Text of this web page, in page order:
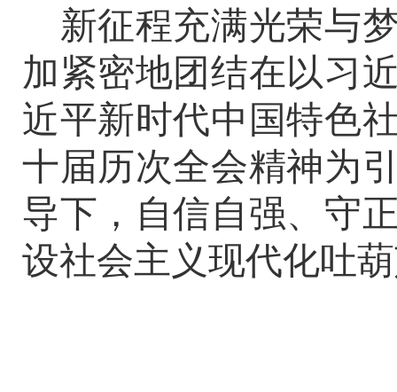
新征程充满光荣与
加紧密地团结在以习
近平新时代中国特色
十届历次全会精神为
导下，自信自强、守
设社会主义现代化吐